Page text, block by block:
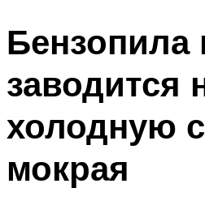
Бензопила
заводится
холодную
мокрая